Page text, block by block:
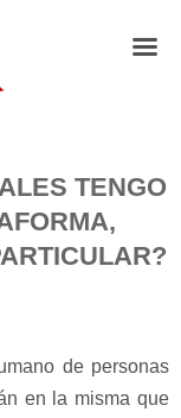
TENGO
de personas
en la misma que